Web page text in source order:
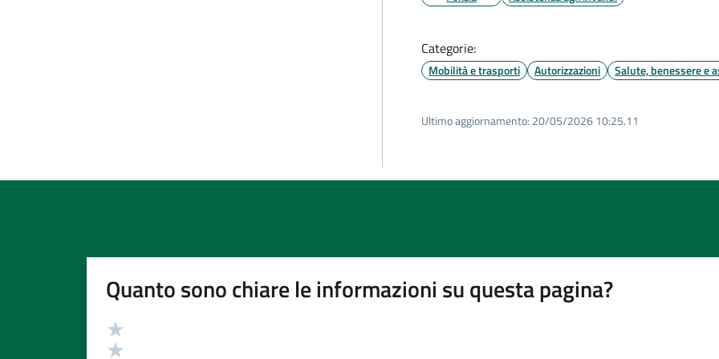
Categorie:
Mobilità e trasporti Autorizzazioni Salute, benessere e
Ultimo aggiornamento: 20/05/2026 10:25.11
Quanto sono chiare le informazioni su questa pagina?
Valutazione